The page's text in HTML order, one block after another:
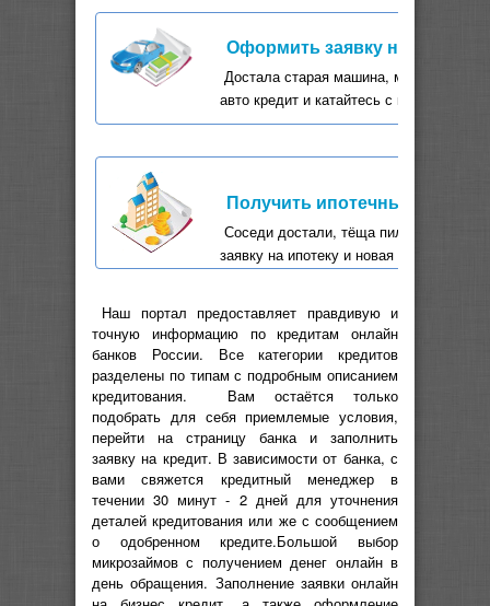
Оформить заявку на
Достала старая машина, мечтаете о
авто кредит и катайтесь с комфортом.
Получить ипотечный кредит
Соседи достали, тёща пилит и пилит -
заявку на ипотеку и новая жизнь
Наш портал предоставляет правдивую и
точную информацию по кредитам онлайн
банков России. Все категории кредитов
разделены по типам с подробным описанием
кредитования. Вам остаётся только
подобрать для себя приемлемые условия,
перейти на страницу банка и заполнить
заявку на кредит. В зависимости от банка, с
вами свяжется кредитный менеджер в
течении 30 минут - 2 дней для уточнения
деталей кредитования или же с сообщением
о одобренном кредите.Большой выбор
микрозаймов с получением денег онлайн в
день обращения. Заполнение заявки онлайн